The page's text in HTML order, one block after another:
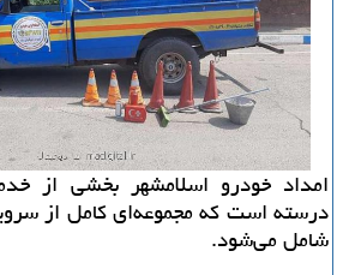
امداد خودرو اسلامشهر بخشی از
درسته است که مجموعه‌ای کامل از
شامل می‌شود.